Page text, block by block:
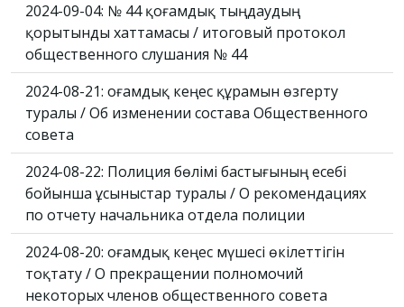
2024-09-04: № 44 қоғамдық тыңдаудың
қорытынды хаттамасы / итоговый протокол
общественного слушания № 44
2024-08-21: Қоғамдық кеңес құрамын өзгерту
туралы / Об изменении состава Общественного
совета
2024-08-22: Полиция бөлімі бастығының есебі
бойынша ұсыныстар туралы / О рекомендациях
по отчету начальника отдела полиции
2024-08-20: Қоғамдық кеңес мүшесі өкілеттігін
тоқтату / О прекращении полномочий
некоторых членов общественного совета